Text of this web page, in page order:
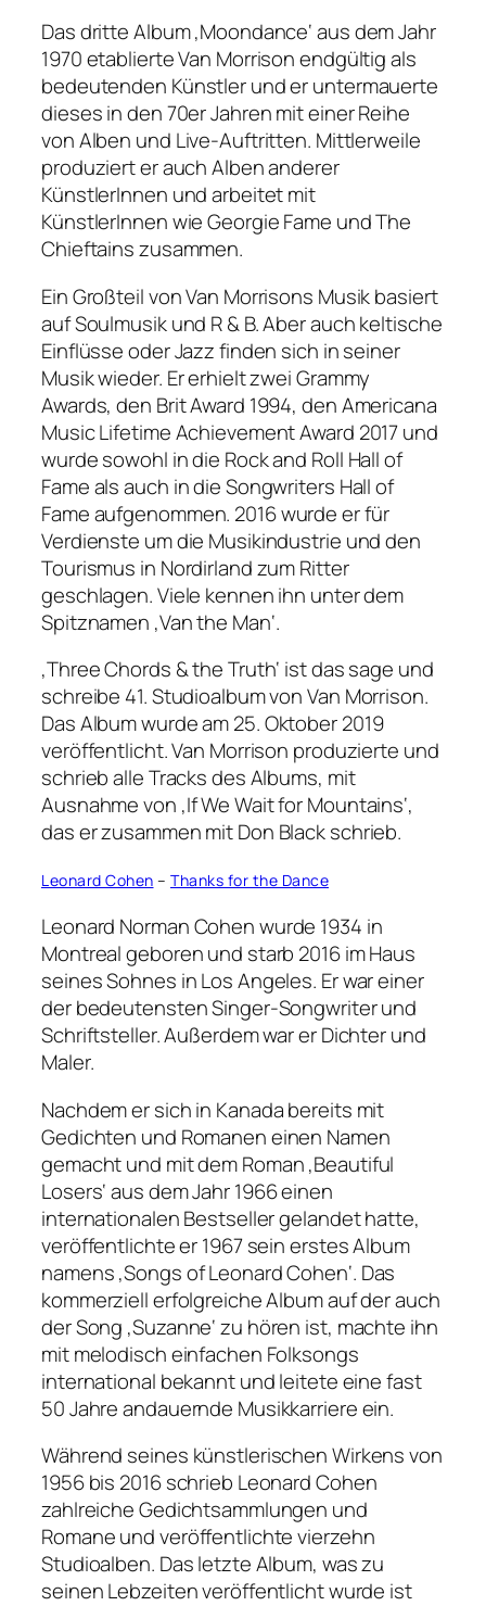
Das dritte Album ‚Moondance‘ aus dem Jahr
1970 etablierte Van Morrison endgültig als
bedeutenden Künstler und er untermauerte
dieses in den 70er Jahren mit einer Reihe
von Alben und Live-Auftritten. Mittlerweile
produziert er auch Alben anderer
KünstlerInnen und arbeitet mit
KünstlerInnen wie Georgie Fame und The
Chieftains zusammen.
Ein Großteil von Van Morrisons Musik basiert
auf Soulmusik und R & B. Aber auch keltische
Einflüsse oder Jazz finden sich in seiner
Musik wieder. Er erhielt zwei Grammy
Awards, den Brit Award 1994, den Americana
Music Lifetime Achievement Award 2017 und
wurde sowohl in die Rock and Roll Hall of
Fame als auch in die Songwriters Hall of
Fame aufgenommen. 2016 wurde er für
Verdienste um die Musikindustrie und den
Tourismus in Nordirland zum Ritter
geschlagen. Viele kennen ihn unter dem
Spitznamen ‚Van the Man‘.
‚Three Chords & the Truth‘ ist das sage und
schreibe 41. Studioalbum von Van Morrison.
Das Album wurde am 25. Oktober 2019
veröffentlicht. Van Morrison produzierte und
schrieb alle Tracks des Albums, mit
Ausnahme von ‚If We Wait for Mountains‘,
das er zusammen mit Don Black schrieb.
Leonard Cohen – Thanks for the Dance
Leonard Norman Cohen wurde 1934 in
Montreal geboren und starb 2016 im Haus
seines Sohnes in Los Angeles. Er war einer
der bedeutensten Singer-Songwriter und
Schriftsteller. Außerdem war er Dichter und
Maler.
Nachdem er sich in Kanada bereits mit
Gedichten und Romanen einen Namen
gemacht und mit dem Roman ‚Beautiful
Losers‘ aus dem Jahr 1966 einen
internationalen Bestseller gelandet hatte,
veröffentlichte er 1967 sein erstes Album
namens ‚Songs of Leonard Cohen‘. Das
kommerziell erfolgreiche Album auf der auch
der Song ‚Suzanne‘ zu hören ist, machte ihn
mit melodisch einfachen Folksongs
international bekannt und leitete eine fast
50 Jahre andauernde Musikkarriere ein.
Während seines künstlerischen Wirkens von
1956 bis 2016 schrieb Leonard Cohen
zahlreiche Gedichtsammlungen und
Romane und veröffentlichte vierzehn
Studioalben. Das letzte Album, was zu
seinen Lebzeiten veröffentlicht wurde ist